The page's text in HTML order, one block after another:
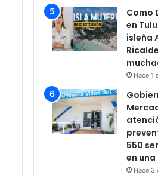
Como
en
isleña
Hace 1
550
en
Hace 3